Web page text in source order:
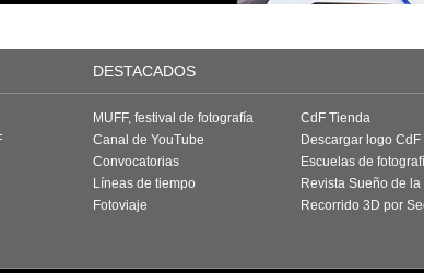
DESTACADOS
MUFF, festival de fotografía
Canal de YouTube
Convocatorias
Líneas de tiempo
Fotoviaje
CdF Tienda
Descargar logo CdF
Escuelas de
Revista Sueño de la
Recorrido 3D por